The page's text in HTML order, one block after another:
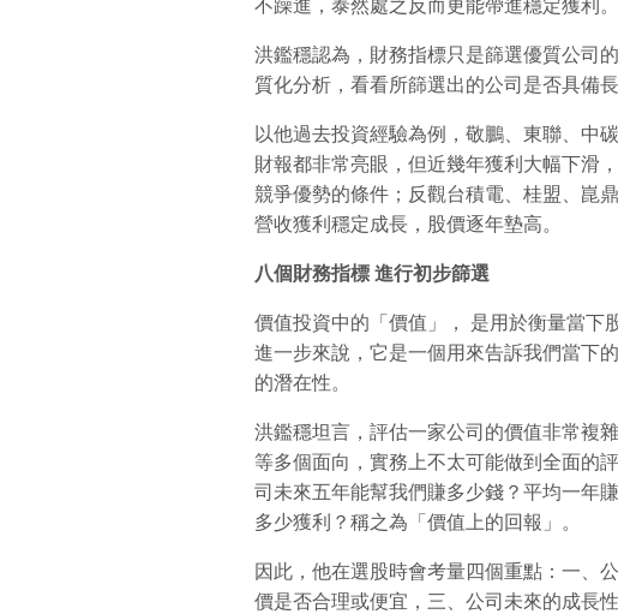
不躁進，泰然處之反而更能帶進穩定獲利。
洪鑑穩認為，財務指標只是篩選優質公司
質化分析，看看所篩選出的公司是否具備長
以他過去投資經驗為例，敬鵬、東聯、中
財報都非常亮眼，但近幾年獲利大幅下滑
競爭優勢的條件；反觀台積電、桂盟、崑
營收獲利穩定成長，股價逐年墊高。
八個財務指標 進行初步篩選
價值投資中的「價值」， 是用於衡量當下
進一步來說，它是一個用來告訴我們當下
的潛在性。
洪鑑穩坦言，評估一家公司的價值非常複
等多個面向，實務上不太可能做到全面的
司未來五年能幫我們賺多少錢？平均一年
多少獲利？稱之為「價值上的回報」。
因此，他在選股時會考量四個重點：一、
價是否合理或便宜，三、公司未來的成長